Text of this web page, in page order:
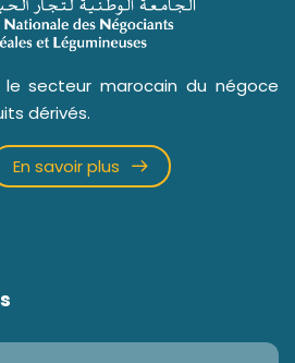
le secteur marocain du négoce
dérivés.
En savoir plus